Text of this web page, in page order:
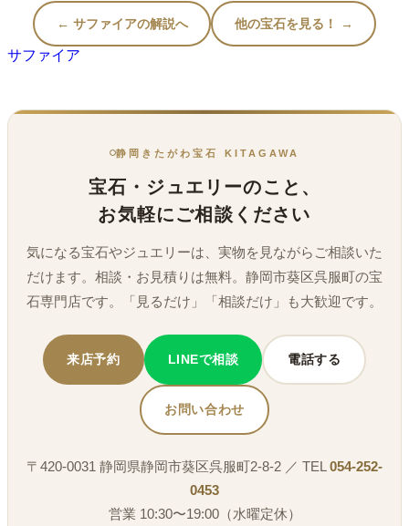
← サファイアの解説へ 他の宝石を見る！ →
サファイア
静岡きたがわ宝石 KITAGAWA
宝石・ジュエリーのこと、
お気軽にご相談ください
気になる宝石やジュエリーは、実物を見ながらご相談いた
だけます。相談・お見積りは無料。静岡市葵区呉服町の宝
石専門店です。「見るだけ」「相談だけ」も大歓迎です。
来店予約 LINEで相談 電話する
お問い合わせ
〒420-0031 静岡県静岡市葵区呉服町2-8-2 ／ TEL 054-252-
0453
営業 10:30〜19:00（水曜定休）